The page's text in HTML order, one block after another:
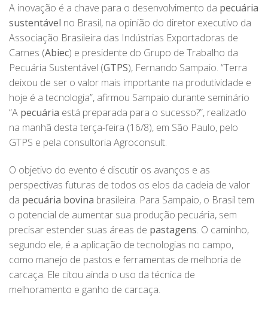
A inovação é a chave para o desenvolvimento da pecuária
sustentável no Brasil, na opinião do diretor executivo da
Associação Brasileira das Indústrias Exportadoras de
Carnes (Abiec) e presidente do Grupo de Trabalho da
Pecuária Sustentável (GTPS), Fernando Sampaio. “Terra
deixou de ser o valor mais importante na produtividade e
hoje é a tecnologia”, afirmou Sampaio durante seminário
“A pecuária está preparada para o sucesso?”, realizado
na manhã desta terça-feira (16/8), em São Paulo, pelo
GTPS e pela consultoria Agroconsult.
O objetivo do evento é discutir os avanços e as
perspectivas futuras de todos os elos da cadeia de valor
da pecuária bovina brasileira. Para Sampaio, o Brasil tem
o potencial de aumentar sua produção pecuária, sem
precisar estender suas áreas de pastagens. O caminho,
segundo ele, é a aplicação de tecnologias no campo,
como manejo de pastos e ferramentas de melhoria de
carcaça. Ele citou ainda o uso da técnica de
melhoramento e ganho de carcaça.